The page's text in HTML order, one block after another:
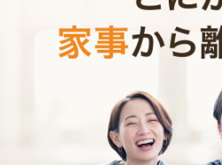
お掃除代行のサ
お掃除代行のサ